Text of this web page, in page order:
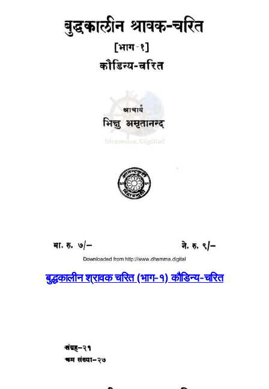
बुद्धकालीन श्रावक चरित (भाग-१) काैडिन्य-चरित